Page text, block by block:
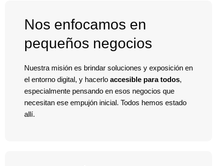
Nos enfocamos en
pequeños negocios
Nuestra misión es brindar soluciones y exposición en
el entorno digital, y hacerlo accesible para todos,
especialmente pensando en esos negocios que
necesitan ese empujón inicial. Todos hemos estado
allí.